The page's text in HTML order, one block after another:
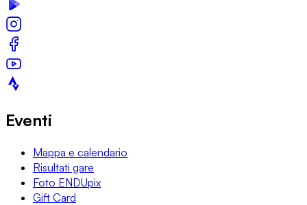
Eventi
Mappa e calendario
Risultati gare
Foto ENDUpix
Gift Card